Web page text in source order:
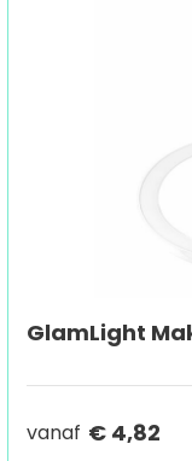
GlamLight
vanaf € 4,82